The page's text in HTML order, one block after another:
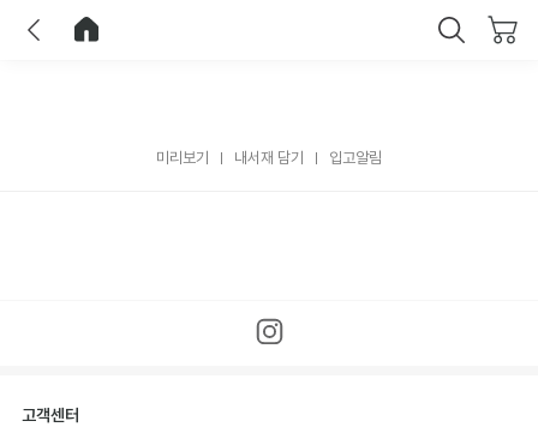
미리보기 내서재 담기 입고알림
고객센터